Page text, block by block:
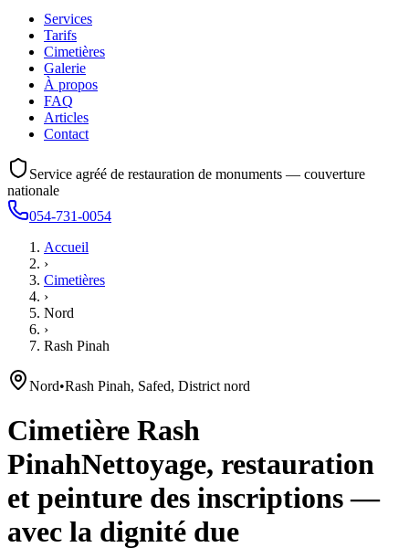
Services
Tarifs
Cimetières
Galerie
À propos
FAQ
Articles
Contact
Service agréé de restauration de monuments — couverture
nationale
054-731-0054
Accueil
›
Cimetières
›
Nord
›
Rash Pinah
Nord•Rash Pinah, Safed, District nord
Cimetière Rash
PinahNettoyage, restauration
et peinture des inscriptions —
avec la dignité due